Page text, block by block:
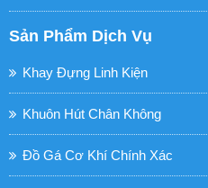
Sản Phẩm Dịch Vụ
Khay Đựng Linh Kiện
Khuôn Hút Chân Không
Đồ Gá Cơ Khí Chính Xác